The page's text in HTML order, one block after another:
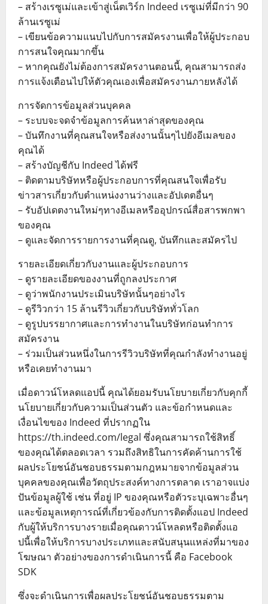
– สร้างเรซูเม่และเข้าสู่เน็ตเวิร์ก Indeed เรซูเม่ที่มีกว่า 90
ล้านเรซูเม่
– เขียนข้อความแนบไปกับการสมัครงานเพื่อให้ผู้ประกอบ
การสนใจคุณมากขึ้น
– หากคุณยังไม่ต้องการสมัครงานตอนนี้, คุณสามารถส่ง
การแจ้งเตือนไปให้ตัวคุณเองเพื่อสมัครงานภายหลังได้
การจัดการข้อมูลส่วนบุคคล
– ระบบจะจดจำข้อมูลการค้นหาล่าสุดของคุณ
– บันทึกงานที่คุณสนใจหรือส่งงานนั้นๆไปยังอีเมลของ
คุณได้
– สร้างบัญชีกับ Indeed ได้ฟรี
– ติดตามบริษัทหรือผู้ประกอบการที่คุณสนใจเพื่อรับ
ข่าวสารเกี่ยวกับตำแหน่งงานว่างและอัปเดตอื่นๆ
– รับอัปเดตงานใหม่ๆทางอีเมลหรืออุปกรณ์สื่อสารพกพา
ของคุณ
– ดูและจัดการรายการงานที่คุณดู, บันทึกและสมัครไป
รายละเอียดเกี่ยวกับงานและผู้ประกอบการ
– ดูรายละเอียดของงานที่ถูกลงประกาศ
– ดูว่าพนักงานประเมินบริษัทนั้นๆอย่างไร
– ดูรีวิวกว่า 15 ล้านรีวิวเกี่ยวกับบริษัททั่วโลก
– ดูรูปบรรยากาศและการทำงานในบริษัทก่อนทำการ
สมัครงาน
– ร่วมเป็นส่วนหนึ่งในการรีวิวบริษัทที่คุณกำลังทำงานอยู่
หรือเคยทำงานมา
เมื่อดาวน์โหลดแอปนี้ คุณได้ยอมรับนโยบายเกี่ยวกับคุกกี้
นโยบายเกี่ยวกับความเป็นส่วนตัว และข้อกำหนดและ
เงื่อนไขของ Indeed ที่ปรากฏใน
https://th.indeed.com/legal ซึ่งคุณสามารถใช้สิทธิ์
ของคุณได้ตลอดเวลา รวมถึงสิทธิในการคัดค้านการใช้
ผลประโยชน์อันชอบธรรมตามกฎหมายจากข้อมูลส่วน
บุคคลของคุณเพื่อวัตถุประสงค์ทางการตลาด เราอาจแบ่ง
ปันข้อมูลผู้ใช้ เช่น ที่อยู่ IP ของคุณหรือตัวระบุเฉพาะอื่นๆ
และข้อมูลเหตุการณ์ที่เกี่ยวข้องกับการติดตั้งแอป Indeed
กับผู้ให้บริการบางรายเมื่อคุณดาวน์โหลดหรือติดตั้งแอ
ปนี้เพื่อให้บริการบางประเภทและสนับสนุนแหล่งที่มาของ
โฆษณา ตัวอย่างของการดำเนินการนี้ คือ Facebook
SDK
ซึ่งจะดำเนินการเพื่อผลประโยชน์อันชอบธรรมตาม